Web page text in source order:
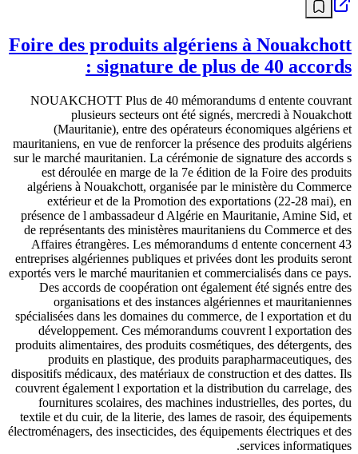
Foire des produits algériens à Nouakchott
: signature de plus de 40 accords
NOUAKCHOTT Plus de 40 mémorandums d entente couvrant
plusieurs secteurs ont été signés, mercredi à Nouakchott
(Mauritanie), entre des opérateurs économiques algériens et
mauritaniens, en vue de renforcer la présence des produits algériens
sur le marché mauritanien. La cérémonie de signature des accords s
est déroulée en marge de la 7e édition de la Foire des produits
algériens à Nouakchott, organisée par le ministère du Commerce
extérieur et de la Promotion des exportations (22-28 mai), en
présence de l ambassadeur d Algérie en Mauritanie, Amine Sid, et
de représentants des ministères mauritaniens du Commerce et des
Affaires étrangères. Les mémorandums d entente concernent 43
entreprises algériennes publiques et privées dont les produits seront
exportés vers le marché mauritanien et commercialisés dans ce pays.
Des accords de coopération ont également été signés entre des
organisations et des instances algériennes et mauritaniennes
spécialisées dans les domaines du commerce, de l exportation et du
développement. Ces mémorandums couvrent l exportation des
produits alimentaires, des produits cosmétiques, des détergents, des
produits en plastique, des produits parapharmaceutiques, des
dispositifs médicaux, des matériaux de construction et des dattes. Ils
couvrent également l exportation et la distribution du carrelage, des
fournitures scolaires, des machines industrielles, des portes, du
textile et du cuir, de la literie, des lames de rasoir, des équipements
électroménagers, des insecticides, des équipements électriques et des
services informatiques.